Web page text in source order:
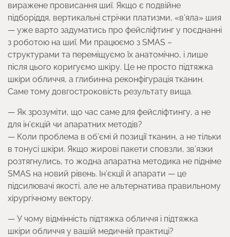
виражене провисання шиї. Якщо є подвійне
підборіддя, вертикальні стрічки платизми, «в’яла» шия
— уже варто задуматись про фейсліфтинг у поєднанні
з роботою на шиї. Ми працюємо з SMAS –
структурами та переміщуємо їх анатомічно, і лише
після цього коригуємо шкіру. Це не просто підтяжка
шкіри обличчя, а глибинна реконфігурація тканин.
Саме тому довгостроковість результату вища.
— Як зрозуміти, що час саме для фейсліфтингу, а не
для ін’єкцій чи апаратних методів?
— Коли проблема в об’ємі й позиції тканин, а не тільки
в тонусі шкіри. Якщо жирові пакети сповзли, зв’язки
розтягнулись, то жодна апаратна методика не підніме
SMAS на новий рівень. Ін’єкції й апарати — це
підсилювачі якості, але не альтернатива правильному
хірургічному вектору.
— У чому відмінність підтяжка обличчя і підтяжка
шкіри обличчя у вашій медичній практиці?